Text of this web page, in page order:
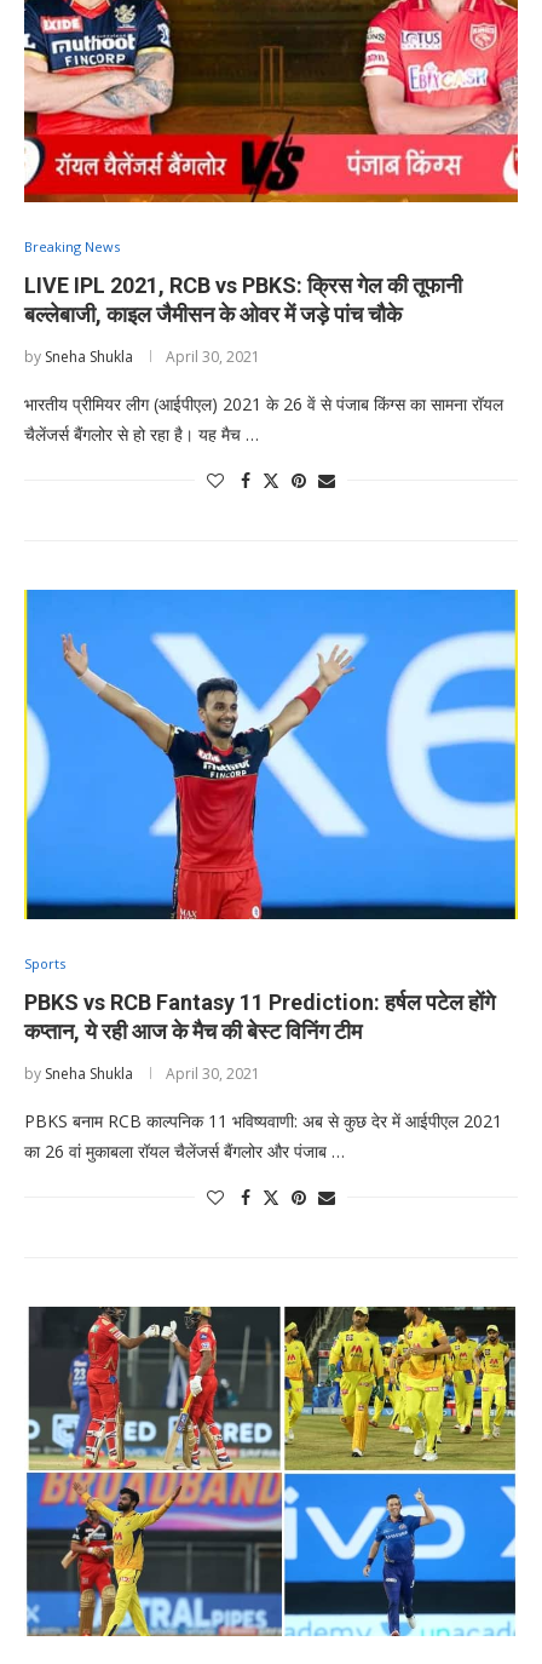
Breaking News
LIVE IPL 2021, RCB vs PBKS: क्रिस गेल की तूफानी
बल्लेबाजी, काइल जैमीसन के ओवर में जड़े पांच चौके
by Sneha Shukla April 30, 2021
भारतीय प्रीमियर लीग (आईपीएल) 2021 के 26 वें से पंजाब किंग्स का सामना रॉयल
चैलेंजर्स बैंगलोर से हो रहा है। यह मैच …
Sports
PBKS vs RCB Fantasy 11 Prediction: हर्षल पटेल होंगे
कप्तान, ये रही आज के मैच की बेस्ट विनिंग टीम
by Sneha Shukla April 30, 2021
PBKS बनाम RCB काल्पनिक 11 भविष्यवाणी: अब से कुछ देर में आईपीएल 2021
का 26 वां मुकाबला रॉयल चैलेंजर्स बैंगलोर और पंजाब …